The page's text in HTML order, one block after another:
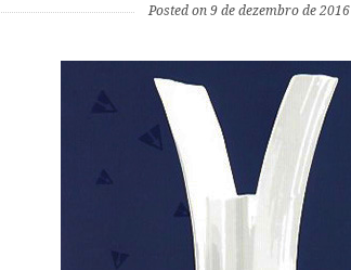
Posted on 9 de dezembro de 2016